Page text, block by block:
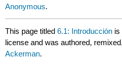
Anonymous.
This page titled6.1: Introducción is
license and was authored,
Ackerman.